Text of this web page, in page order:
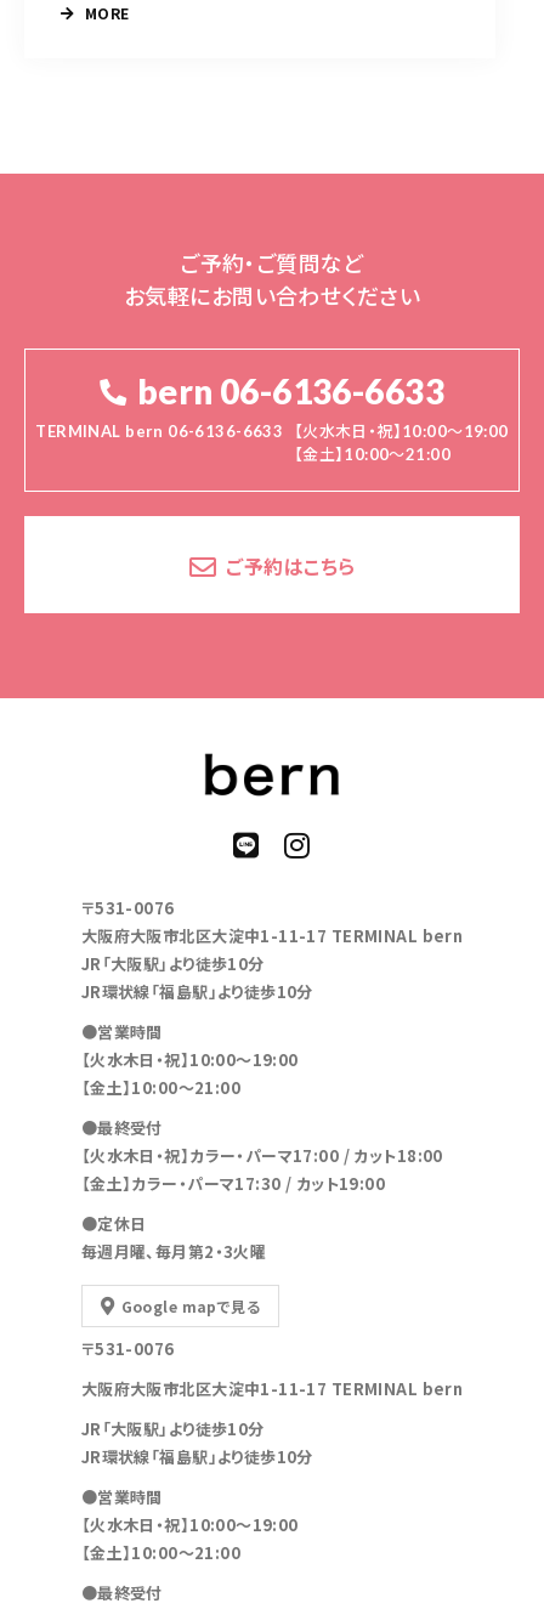
MORE
ご予約・ご質問など
お気軽にお問い合わせください
bern 06-6136-6633
TERMINAL bern 06-6136-6633
【火水木日・祝】10:00～19:00
【金土】10:00〜21:00
ご予約はこちら
〒531-0076
大阪府大阪市北区大淀中1-11-17 TERMINAL bern
JR「大阪駅」より徒歩10分
JR環状線「福島駅」より徒歩10分
●営業時間
【火水木日・祝】10:00～19:00
【金土】10:00〜21:00
●最終受付
【火水木日・祝】カラー・パーマ17:00 / カット18:00
【金土】カラー・パーマ17:30 / カット19:00
●定休日
毎週月曜、毎月第2・3火曜
Google mapで見る
〒531-0076
大阪府大阪市北区大淀中1-11-17 TERMINAL bern
JR「大阪駅」より徒歩10分
JR環状線「福島駅」より徒歩10分
●営業時間
【火水木日・祝】10:00～19:00
【金土】10:00〜21:00
●最終受付